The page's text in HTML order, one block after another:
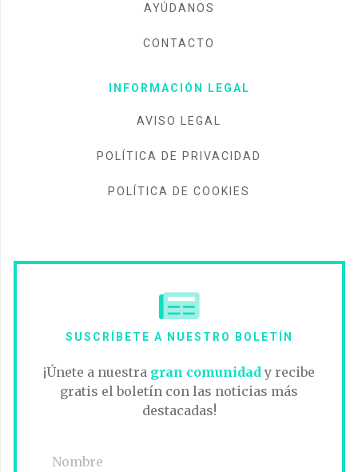
AYÚDANOS
CONTACTO
INFORMACIÓN LEGAL
AVISO LEGAL
POLÍTICA DE PRIVACIDAD
POLÍTICA DE COOKIES
SUSCRÍBETE A NUESTRO BOLETÍN
¡Únete a nuestra gran comunidad y recibe
gratis el boletín con las noticias más
destacadas!